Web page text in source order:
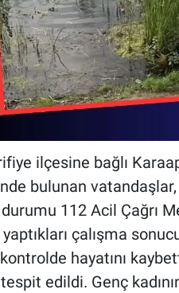
ilçesine bağlı
bulunan
112 Acil Çağrı
çalışma
kontrolde hayatını
edildi. Genç